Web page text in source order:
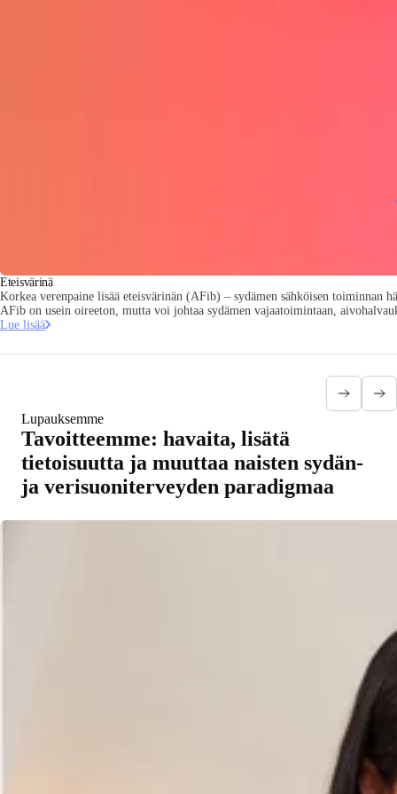
Eteisvärinä
Korkea verenpaine lisää eteisvärinän (AFib) – sydämen sähköisen toiminnan
AFib on usein oireeton, mutta voi johtaa sydämen vajaatoimintaan,
Lue lisää
Lupauksemme
Tavoitteemme: havaita, lisätä
tietoisuutta ja muuttaa naisten sydän-
ja verisuoniterveyden paradigmaa